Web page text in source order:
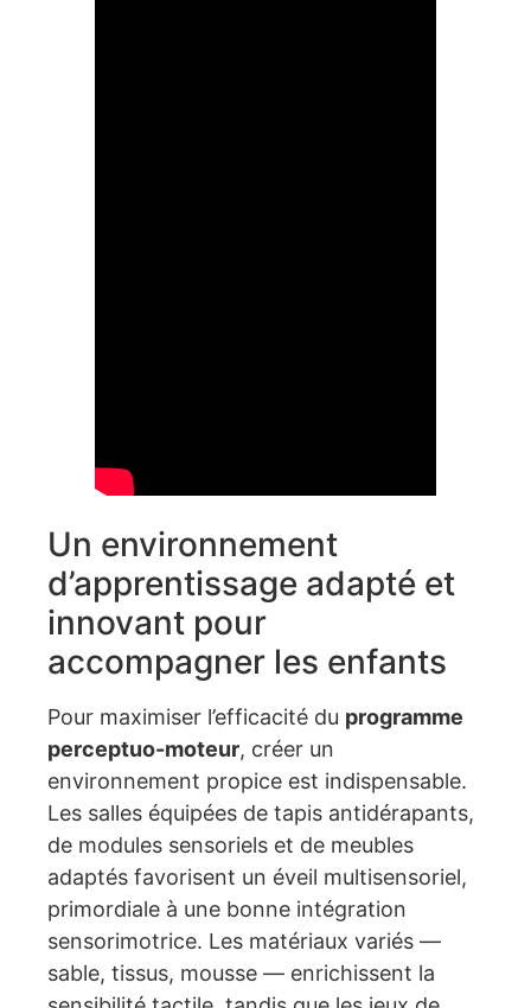
Un environnement
d’apprentissage adapté et
innovant pour
accompagner les enfants
Pour maximiser l’efficacité du programme
perceptuo-moteur, créer un
environnement propice est indispensable.
Les salles équipées de tapis antidérapants,
de modules sensoriels et de meubles
adaptés favorisent un éveil multisensoriel,
primordiale à une bonne intégration
sensorimotrice. Les matériaux variés —
sable, tissus, mousse — enrichissent la